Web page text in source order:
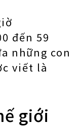
đến 59
những con
viết là
giới